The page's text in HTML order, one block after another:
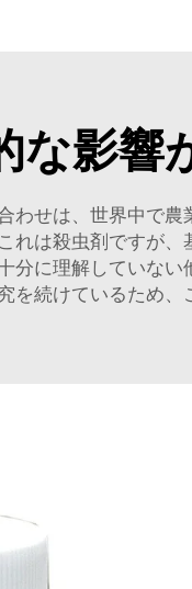
な影響
わせは、世界中で
れは殺虫剤ですが
分に理解していな
を続けているため